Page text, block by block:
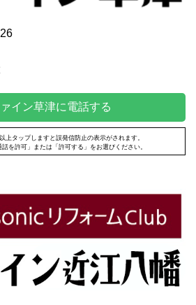
イン草津に電話する
上タップしますと誤発信防止の表示がされます。
を許可」または「許可する」をお選びください。